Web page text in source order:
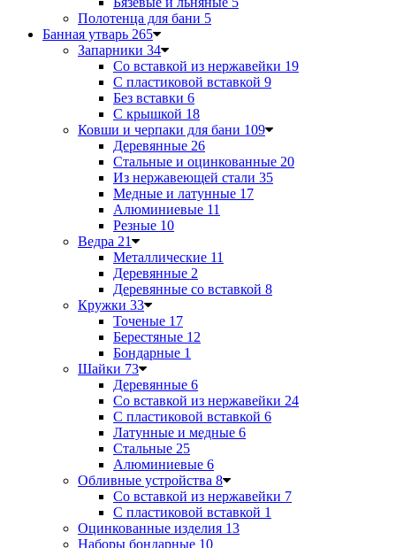
Полотенца для бани 5
Банная утварь 265
Запарники 34
Со вставкой из нержавейки 19
С пластиковой вставкой 9
Без вставки 6
С крышкой 18
Ковши и черпаки для бани 109
Деревянные 26
Стальные и оцинкованные 20
Из нержавеющей стали 35
Медные и латунные 17
Алюминиевые 11
Резные 10
Ведра 21
Металлические 11
Деревянные 2
Деревянные со вставкой 8
Кружки 33
Точеные 17
Берестяные 12
Бондарные 1
Шайки 73
Деревянные 6
Со вставкой из нержавейки 24
С пластиковой вставкой 6
Латунные и медные 6
Стальные 25
Алюминиевые 6
Обливные устройства 8
Со вставкой из нержавейки 7
С пластиковой вставкой 1
Оцинкованные изделия 13
Наборы бондарные 10